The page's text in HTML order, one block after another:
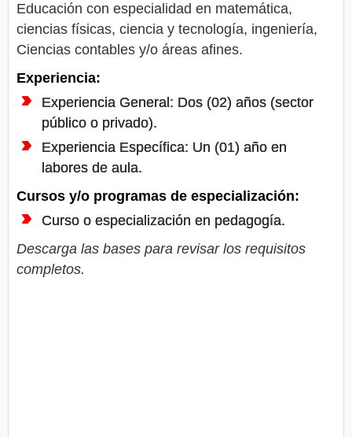
Educación con especialidad en matemática,
ciencias físicas, ciencia y tecnología, ingeniería,
Ciencias contables y/o áreas afines.
Experiencia:
Experiencia General: Dos (02) años (sector
público o privado).
Experiencia Específica: Un (01) año en
labores de aula.
Cursos y/o programas de especialización:
Curso o especialización en pedagogía.
Descarga las bases para revisar los requisitos
completos.